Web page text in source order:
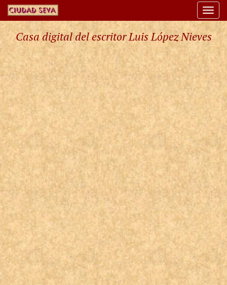
Casa digital del escritor Luis López Nieves